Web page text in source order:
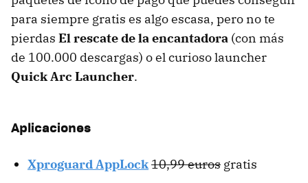
para siempre gratis es algo escasa, pero no te
pierdas El rescate de la encantadora (con más
de 100.000 descargas) o el curioso launcher
Quick Arc Launcher.
Aplicaciones
Xproguard AppLock10,99 euros gratis